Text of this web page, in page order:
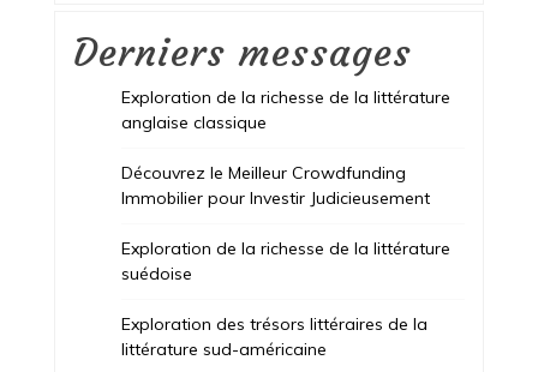
Derniers messages
Exploration de la richesse de la littérature
anglaise classique
Découvrez le Meilleur Crowdfunding
Immobilier pour Investir Judicieusement
Exploration de la richesse de la littérature
suédoise
Exploration des trésors littéraires de la
littérature sud-américaine